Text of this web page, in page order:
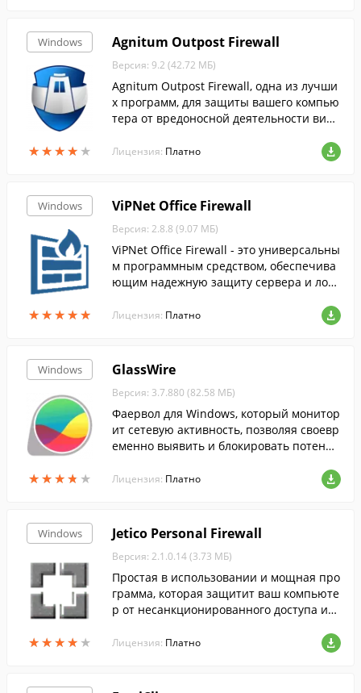
Windows
★★★★ ★
★★★★ ★
Agnitum Outpost Firewall
Версия: 9.2 (42.72 МБ)
Agnitum Outpost Firewall, одна из лучши
х программ, для защиты вашего компью
тера от вредоносной деятельности виру
Лицензия: Платно
Windows
★★★★★
★★★★★
ViPNet Office Firewall
Версия: 2.8.8 (9.07 МБ)
ViPNet Office Firewall - это универсальны
м программным средством, обеспечива
ющим надежную защиту сервера и лока
оступа к различным информационным
и аппаратным ресурсам по IP - протокол
ными сетями, например Интернет.
Лицензия: Платно
Windows
★★★★ ★
★★★★ ★
GlassWire
Версия: 3.7.880 (82.58 МБ)
Фаервол для Windows, который монитор
ит сетевую активность, позволяя своевр
еменно выявить и блокировать потенци
Лицензия: Платно
Windows
★★★★ ★
★★★★ ★
Jetico Personal Firewall
Версия: 2.1.0.14 (3.73 МБ)
Простая в использовании и мощная про
грамма, которая защитит ваш компьюте
р от несанкционированного доступа из
Лицензия: Платно